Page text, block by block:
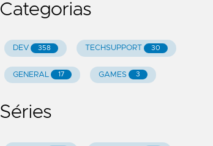
Categorias
DEV 358 TECHSUPPORT 30
GENERAL 17 GAMES 3
Séries